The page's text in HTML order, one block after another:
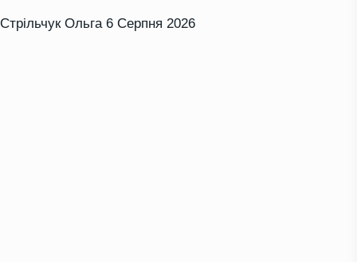
Стрільчук Ольга 6 Серпня 2026